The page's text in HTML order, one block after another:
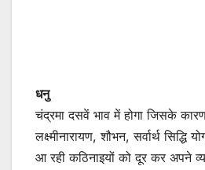
धनु
चंद्रमा दसवें भाव में होगा जिसके
लक्ष्मीनारायण, शौभन, सर्वार्थ सिद्धि
आ रही कठिनाइयों को दूर कर अपने